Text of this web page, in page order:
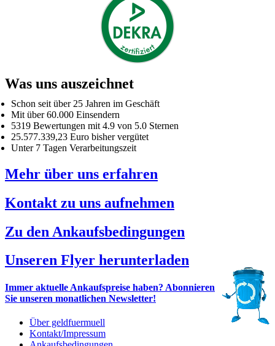
Was uns auszeichnet
Schon seit über 25 Jahren im Geschäft
Mit über 60.000 Einsendern
5319 Bewertungen mit 4.9 von 5.0 Sternen
25.577.339,23 Euro bisher vergütet
Unter 7 Tagen Verarbeitungszeit
Mehr über uns erfahren
Kontakt zu uns aufnehmen
Zu den Ankaufsbedingungen
Unseren Flyer herunterladen
Immer aktuelle Ankaufspreise haben? Abonnieren
Sie unseren monatlichen Newsletter!
Über geldfuermuell
Kontakt/Impressum